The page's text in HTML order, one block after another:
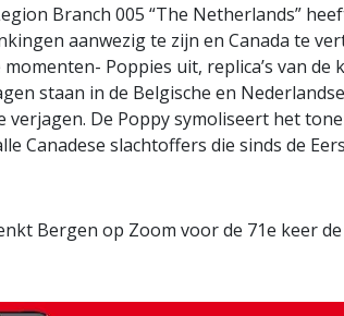
Branch 005 “The Netherlands”
aanwezig te zijn en Canada te
Poppies uit, replica’s van de
staan in de Belgische en
verjagen. De Poppy symoliseert het
Canadese slachtoffers die sinds de
Bergen op Zoom voor de 71e keer